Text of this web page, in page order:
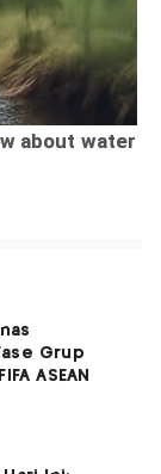
Grup
ASEAN